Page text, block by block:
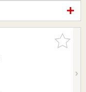
お気に入
りに追加